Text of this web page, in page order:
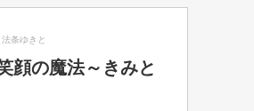
法条ゆきと
の魔法～きみと